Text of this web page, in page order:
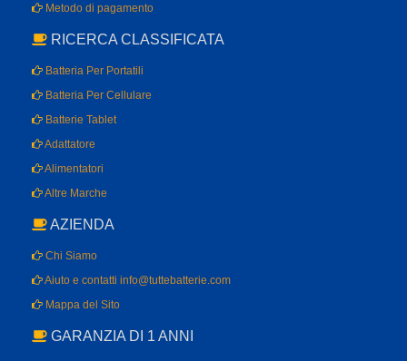
Metodo di pagamento
RICERCA CLASSIFICATA
Batteria Per Portatili
Batteria Per Cellulare
Batterie Tablet
Adattatore
Alimentatori
Altre Marche
AZIENDA
Chi Siamo
Aiuto e contatti info@tuttebatterie.com
Mappa del Sito
GARANZIA DI 1 ANNI